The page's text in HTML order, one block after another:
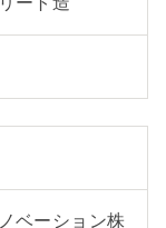
ベーション株